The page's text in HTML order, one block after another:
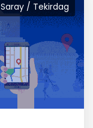
Saray / Tekirdag